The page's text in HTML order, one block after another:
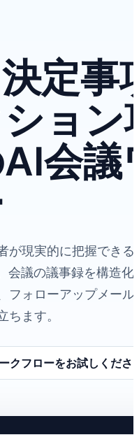
定事
ョン
会議
が現実的に把握でき
会議の議事録を構造化
フォローアップメー
ちます。
クフローをお試しくださ